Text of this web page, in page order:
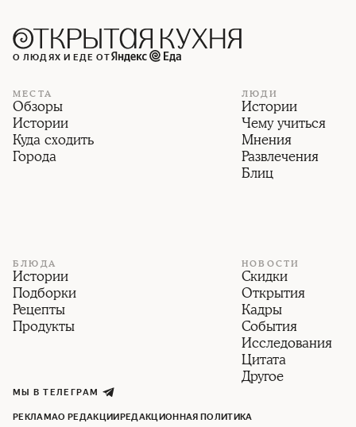
О ЛЮДЯХ И ЕДЕ ОТ
МЕСТА
Обзоры
Истории
Куда сходить
Города
ЛЮДИ
Истории
Чему учиться
Мнения
Развлечения
Блиц
БЛЮДА
Истории
Подборки
Рецепты
Продукты
НОВОСТИ
Скидки
Открытия
Кадры
События
Исследования
Цитата
Другое
МЫ В ТЕЛЕГРАМ
РЕКЛАМАО РЕДАКЦИИ РЕДАКЦИОННАЯ ПОЛИТИКА